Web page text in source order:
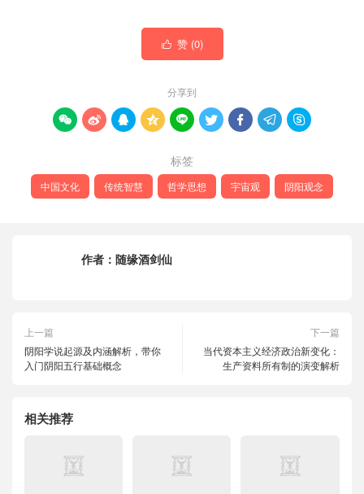
 赞 (0)
分享到
        
标签
中国文化 传统智慧 哲学思想 宇宙观 阴阳观念
作者： 随缘酒剑仙
上一篇
阴阳学说起源及内涵解析，带你
入门阴阳五行基础概念
下一篇
当代资本主义经济政治新变化：
生产资料所有制的演变解析
相关推荐